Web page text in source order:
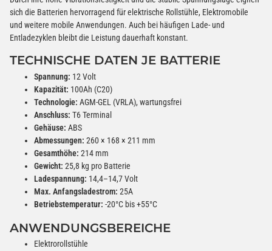
sich die Batterien hervorragend für elektrische Rollstühle, Elektromobile
und weitere mobile Anwendungen. Auch bei häufigen Lade- und
Entladezyklen bleibt die Leistung dauerhaft konstant.
TECHNISCHE DATEN JE BATTERIE
Spannung: 12 Volt
Kapazität: 100Ah (C20)
Technologie: AGM-GEL (VRLA), wartungsfrei
Anschluss: T6 Terminal
Gehäuse: ABS
Abmessungen: 260 × 168 × 211 mm
Gesamthöhe: 214 mm
Gewicht: 25,8 kg pro Batterie
Ladespannung: 14,4–14,7 Volt
Max. Anfangsladestrom: 25A
Betriebstemperatur: -20°C bis +55°C
ANWENDUNGSBEREICHE
Elektrorollstühle